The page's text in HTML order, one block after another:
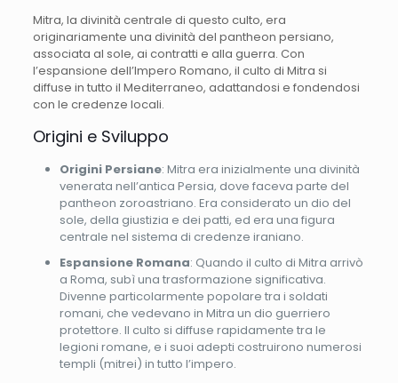
Mitra, la divinità centrale di questo culto, era
originariamente una divinità del pantheon persiano,
associata al sole, ai contratti e alla guerra. Con
l’espansione dell’Impero Romano, il culto di Mitra si
diffuse in tutto il Mediterraneo, adattandosi e fondendosi
con le credenze locali.
Origini e Sviluppo
Origini Persiane: Mitra era inizialmente una divinità
venerata nell’antica Persia, dove faceva parte del
pantheon zoroastriano. Era considerato un dio del
sole, della giustizia e dei patti, ed era una figura
centrale nel sistema di credenze iraniano.
Espansione Romana: Quando il culto di Mitra arrivò
a Roma, subì una trasformazione significativa.
Divenne particolarmente popolare tra i soldati
romani, che vedevano in Mitra un dio guerriero
protettore. Il culto si diffuse rapidamente tra le
legioni romane, e i suoi adepti costruirono numerosi
templi (mitrei) in tutto l’impero.